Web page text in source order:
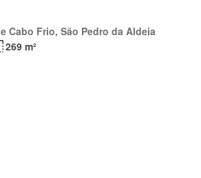
Cabo Frio, São Pedro da Aldeia
269 m²